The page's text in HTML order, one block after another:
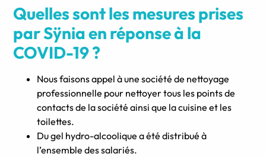
Quelles sont les mesures prises
par Sÿnia en réponse à la
COVID-19 ?
Nous faisons appel à une société de nettoyage
professionnelle pour nettoyer tous les points de
contacts de la société ainsi que la cuisine et les
toilettes.
Du gel hydro-alcoolique a été distribué à
l’ensemble des salariés.